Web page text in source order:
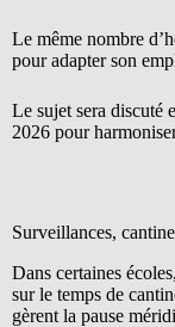
Le même nombre
pour adapter son
Le sujet sera discuté
2026 pour
Surveillances,
Dans certaines
sur le temps de
gèrent la pause